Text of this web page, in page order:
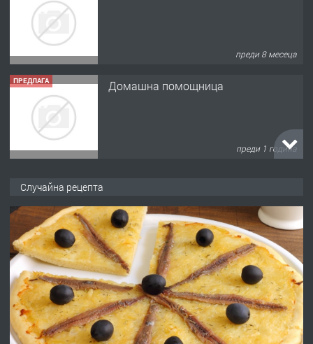
преди 8 месеца
ПРЕДЛАГА Домашна помощница
преди 1 година
преди 2 години
ПРЕДЛАГА
УДЪЛЖАВАНЕ НА ЧОВЕШКИЯТ
ЖИВОТ И ПОДОБРЯВАНЕ НА
НЕГОВОТО КАЧЕСТВО
преди 2 години
Случайна рецепта